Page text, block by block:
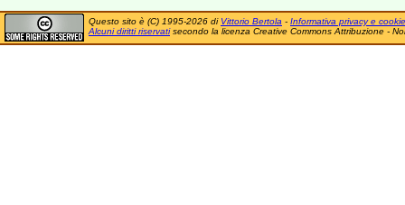
Questo sito è (C) 1995-2026 di Vittorio Bertola - Informativa privacy e cookie
Alcuni diritti riservatisecondo la licenza Creative Commons Attribuzione -